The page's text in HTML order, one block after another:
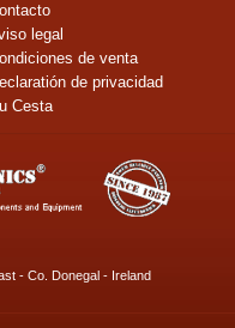
legal
de venta
de privacidad
Cesta
- Co. Donegal - Ireland